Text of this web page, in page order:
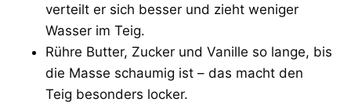
verteilt er sich besser und zieht weniger
Wasser im Teig.
Rühre Butter, Zucker und Vanille so lange, bis
die Masse schaumig ist – das macht den
Teig besonders locker.